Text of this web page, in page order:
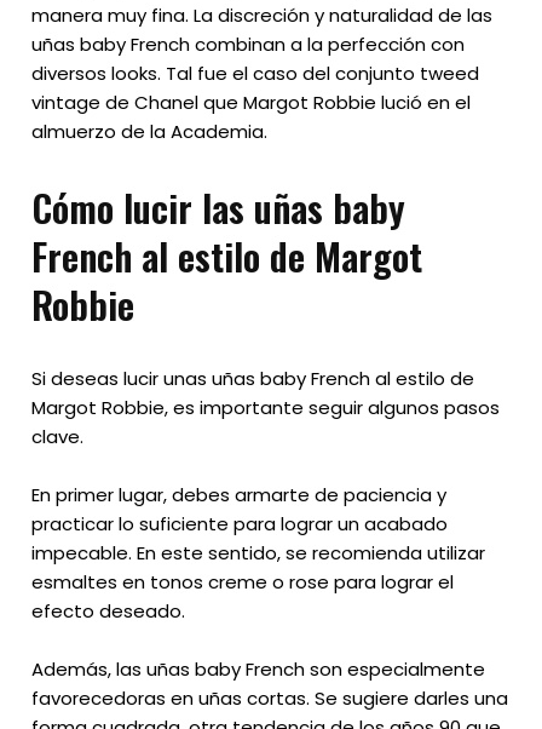
manera muy fina. La discreción y naturalidad de las
uñas baby French combinan a la perfección con
diversos looks. Tal fue el caso del conjunto tweed
vintage de Chanel que Margot Robbie lució en el
almuerzo de la Academia.
Cómo lucir las uñas baby
French al estilo de Margot
Robbie
Si deseas lucir unas uñas baby French al estilo de
Margot Robbie, es importante seguir algunos pasos
clave.
En primer lugar, debes armarte de paciencia y
practicar lo suficiente para lograr un acabado
impecable. En este sentido, se recomienda utilizar
esmaltes en tonos creme o rose para lograr el
efecto deseado.
Además, las uñas baby French son especialmente
favorecedoras en uñas cortas. Se sugiere darles una